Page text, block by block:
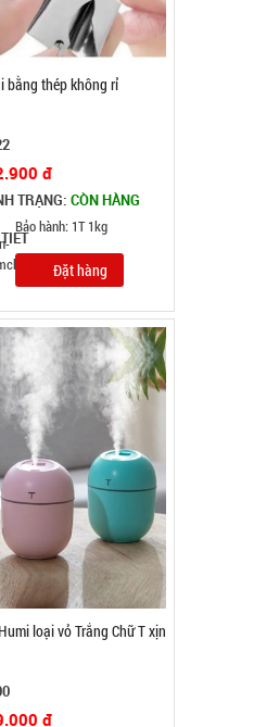
loại vỏ Trắng Chữ T xịn
đ
TRẠNG: CÒN HÀNG
Bảo hành: Test, Cân nặng:
0,5kg
Đặt hàng